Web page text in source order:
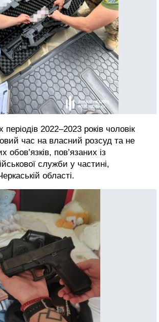
періодів 2022–2023 років чоловік
час на власний розсуд та не
обов’язків, пов’язаних із
служби у частині,
області.